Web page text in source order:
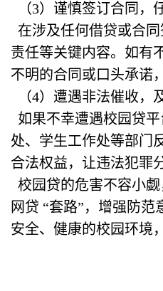
（3）谨慎签订合同，
在涉及任何借贷或合
责任等关键内容。如有
不明的合同或口头承诺
（4）遭遇非法催收，
如果不幸遭遇校园贷
处、学生工作处等部门
合法权益，让违法犯罪
校园贷的危害不容小
网贷 “套路”，增强防
安全、健康的校园环境